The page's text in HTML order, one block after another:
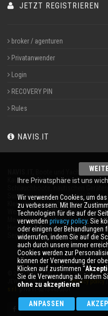
JETZT REGISTRIEREN
broker / agenturen
Privatanwender
Login
RECOVERY PIN
Rules
NAVIS.IT
Boote und Yachten an
Kaufen auf Motorboote,
Suche neue und gebrauchte Boote
Kleinanzeige, um Ihr Boot völlig
Wenn Sie einenBrokersind, wirbt
Meeresumwelt für Ihr
Hier finden Sie die neuesten
Segeln und technische Artikel;
© 2026 NAVIS.IT® LOGOS SIND MARKEN
JEWEILIGEN BESITZER. |Privacy policy|
p.iva IT-02134430301
Ihre Privatsphäre ist uns
Wir verwenden Cookies, um
zu verbessern. Mit Ihrer
Technologien für die auf der
verwenden privacy policy. Sie
oder einigen der Behandlungen
widerrufen, indem Sie auf die
auch durch unsere immer
Cookies werden zur
können der Verwendung der
Klicken auf zustimmen ''
Sie die Verwendung ab, indem
ohne zu akzeptieren''
ANPASSEN